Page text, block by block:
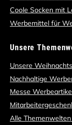
Coole Socken mit
Werbemittel für
Unsere
Unsere
Nachhaltige
Messe
Alle